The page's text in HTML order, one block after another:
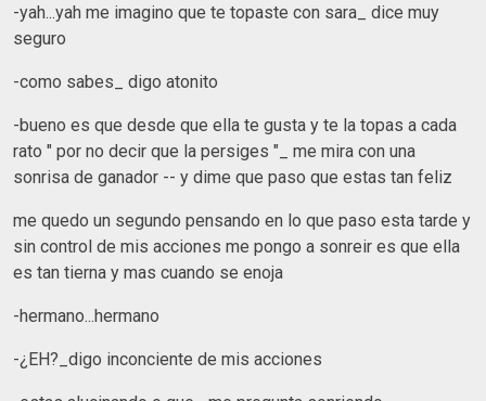
-yah...yah me imagino que te topaste con sara_ dice muy
seguro
-como sabes_ digo atonito
-bueno es que desde que ella te gusta y te la topas a cada
rato " por no decir que la persiges "_ me mira con una
sonrisa de ganador -- y dime que paso que estas tan feliz
me quedo un segundo pensando en lo que paso esta tarde y
sin control de mis acciones me pongo a sonreir es que ella
es tan tierna y mas cuando se enoja
-hermano...hermano
-¿EH?_digo inconciente de mis acciones